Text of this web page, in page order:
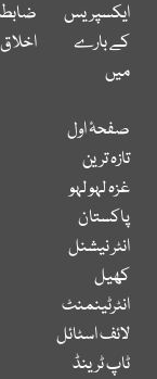
ایکسپریس
کے بارے
میں
اخلاق
صفحۂ اول
تازہ ترین
غزہ لہو لہو
پاکستان
انٹر نیشنل
کھیل
انٹرٹینمنٹ
لائف اسٹائل
ٹاپ ٹرینڈ